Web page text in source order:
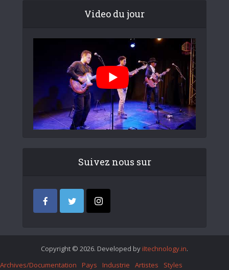
Video du jour
Suivez nous sur
Copyright © 2026. Developed by iItechnology.in.
Archives/Documentation
Pays Industrie Artistes Styles